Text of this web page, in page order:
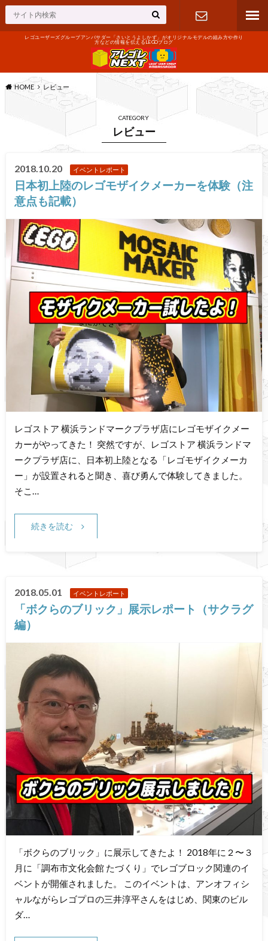
レゴユーザーズグループアンバサダー「さいとうよしかず」がオリジナルモデルの組み方や作り
方などの情報を伝えるLEGOブログ
せ
HOME レビュー
CATEGORY
レビュー
2018.10.20 イベントレポート
日本初上陸のレゴモザイクメーカーを体験（注
意点も記載）
レゴストア 横浜ランドマークプラザ店にレゴモザイクメー
カーがやってきた！ 突然ですが、レゴストア 横浜ランドマ
ークプラザ店に、日本初上陸となる「レゴモザイクメーカ
ー」が設置されると聞き、喜び勇んで体験してきました。
そこ…
続きを読む
2018.05.01 イベントレポート
「ボクらのブリック」展示レポート（サクラグ
編）
「ボクらのブリック」に展示してきたよ！ 2018年に２〜３
月に「調布市文化会館 たづくり」でレゴブロック関連のイ
ベントが開催されました。 このイベントは、アンオフィシ
ャルながらレゴプロの三井淳平さんをはじめ、関東のビル
ダ…